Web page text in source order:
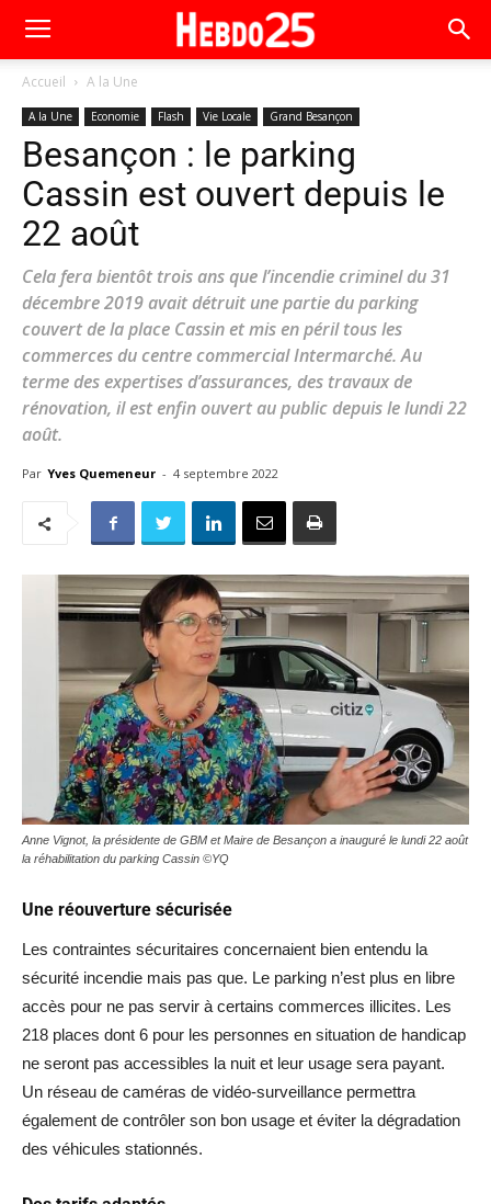
Accueil A la Une
A la Une Economie Flash Vie Locale Grand Besançon
Besançon : le parking
Cassin est ouvert depuis le
22 août
Cela fera bientôt trois ans que l’incendie criminel du 31
décembre 2019 avait détruit une partie du parking
couvert de la place Cassin et mis en péril tous les
commerces du centre commercial Intermarché. Au
terme des expertises d’assurances, des travaux de
rénovation, il est enfin ouvert au public depuis le lundi 22
août.
Par Yves Quemeneur - 4 septembre 2022
Anne Vignot, la présidente de GBM et Maire de Besançon a inauguré le lundi 22 août
la réhabilitation du parking Cassin ©YQ
Une réouverture sécurisée
Les contraintes sécuritaires concernaient bien entendu la
sécurité incendie mais pas que. Le parking n’est plus en libre
accès pour ne pas servir à certains commerces illicites. Les
218 places dont 6 pour les personnes en situation de handicap
ne seront pas accessibles la nuit et leur usage sera payant.
Un réseau de caméras de vidéo-surveillance permettra
également de contrôler son bon usage et éviter la dégradation
des véhicules stationnés.